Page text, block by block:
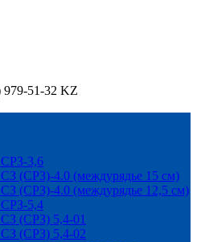
979-51-32 KZ
СРЗ-3,6
СЗ (СРЗ)-4.0 (междурядье 15 см)
СЗ (СРЗ)-4.0 (междурядье 12,5 см)
СРЗ-5,4
СЗ (СРЗ) 5,4-01
СЗ (СРЗ) 5,4-02